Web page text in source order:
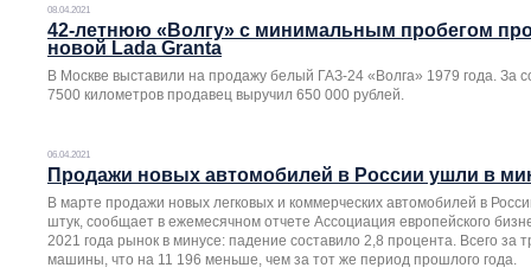
08.04.2021
42-летнюю «Волгу» с минимальным пробегом
новой Lada Granta
В Москве выставили на продажу белый ГАЗ-24 «Волга» 1979 года. За
7500 километров продавец выручил 650 000 рублей.
06.04.2021
Продажи новых автомобилей в России ушли в
В марте продажи новых легковых и коммерческих автомобилей в
штук, сообщает в ежемесячном отчете Ассоциация европейского
2021 года рынок в минусе: падение составило 2,8 процента. Всего
машины, что на 11 196 меньше, чем за тот же период прошлого года.